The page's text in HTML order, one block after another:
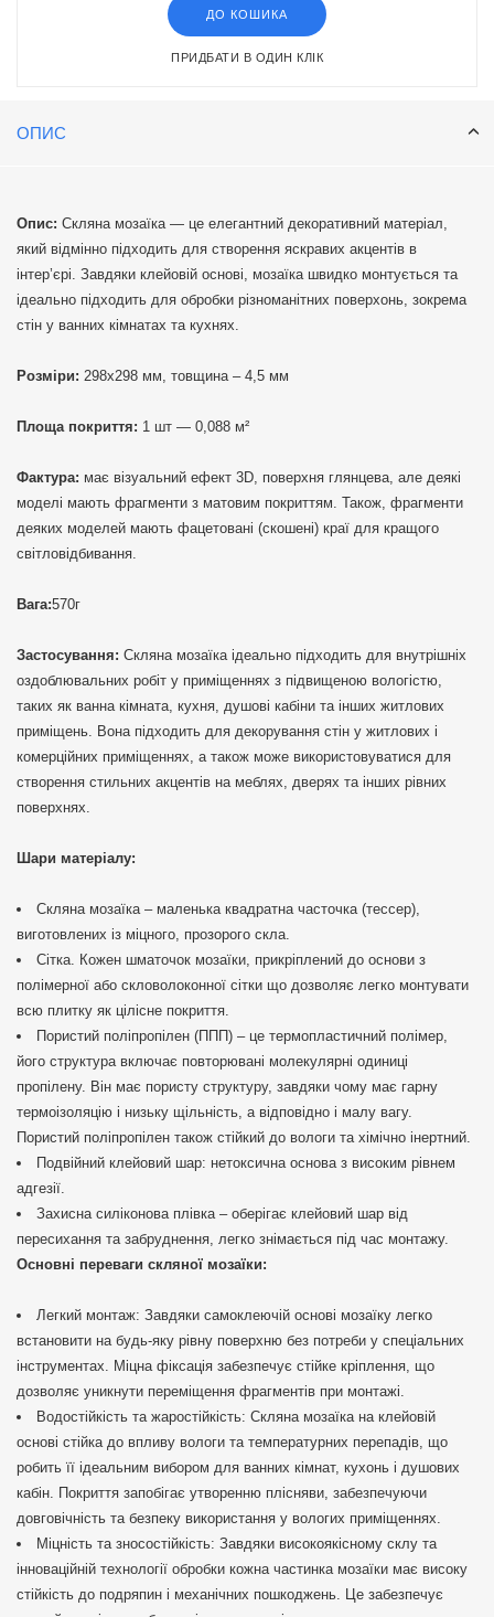
ДО КОШИКА
ПРИДБАТИ В ОДИН КЛІК
ОПИС
Опис: Скляна мозаїка — це елегантний декоративний матеріал,
який відмінно підходить для створення яскравих акцентів в
інтер’єрі. Завдяки клейовій основі, мозаїка швидко монтується та
ідеально підходить для обробки різноманітних поверхонь, зокрема
стін у ванних кімнатах та кухнях.
Розміри: 298х298 мм, товщина – 4,5 мм
Площа покриття: 1 шт — 0,088 м²
Фактура: має візуальний ефект 3D, поверхня глянцева, але деякі
моделі мають фрагменти з матовим покриттям. Також, фрагменти
деяких моделей мають фацетовані (скошені) краї для кращого
світловідбивання.
Вага:570г
Застосування: Скляна мозаїка ідеально підходить для внутрішніх
оздоблювальних робіт у приміщеннях з підвищеною вологістю,
таких як ванна кімната, кухня, душові кабіни та інших житлових
приміщень. Вона підходить для декорування стін у житлових і
комерційних приміщеннях, а також може використовуватися для
створення стильних акцентів на меблях, дверях та інших рівних
поверхнях.
Шари матеріалу:
Скляна мозаїка – маленька квадратна часточка (тессер),
виготовлених із міцного, прозорого скла.
Сітка. Кожен шматочок мозаїки, прикріплений до основи з
полімерної або скловолоконної сітки що дозволяє легко монтувати
всю плитку як цілісне покриття.
Пористий поліпропілен (ППП) – це термопластичний полімер,
його структура включає повторювані молекулярні одиниці
пропілену. Він має пористу структуру, завдяки чому має гарну
термоізоляцію і низьку щільність, а відповідно і малу вагу.
Пористий поліпропілен також стійкий до вологи та хімічно інертний.
Подвійний клейовий шар: нетоксична основа з високим рівнем
адгезії.
Захисна силіконова плівка – оберігає клейовий шар від
пересихання та забруднення, легко знімається під час монтажу.
Основні переваги скляної мозаїки:
Легкий монтаж: Завдяки самоклеючій основі мозаїку легко
встановити на будь-яку рівну поверхню без потреби у спеціальних
інструментах. Міцна фіксація забезпечує стійке кріплення, що
дозволяє уникнути переміщення фрагментів при монтажі.
Водостійкість та жаростійкість: Скляна мозаїка на клейовій
основі стійка до впливу вологи та температурних перепадів, що
робить її ідеальним вибором для ванних кімнат, кухонь і душових
кабін. Покриття запобігає утворенню плісняви, забезпечуючи
довговічність та безпеку використання у вологих приміщеннях.
Міцність та зносостійкість: Завдяки високоякісному склу та
інноваційній технології обробки кожна частинка мозаїки має високу
стійкість до подряпин і механічних пошкоджень. Це забезпечує